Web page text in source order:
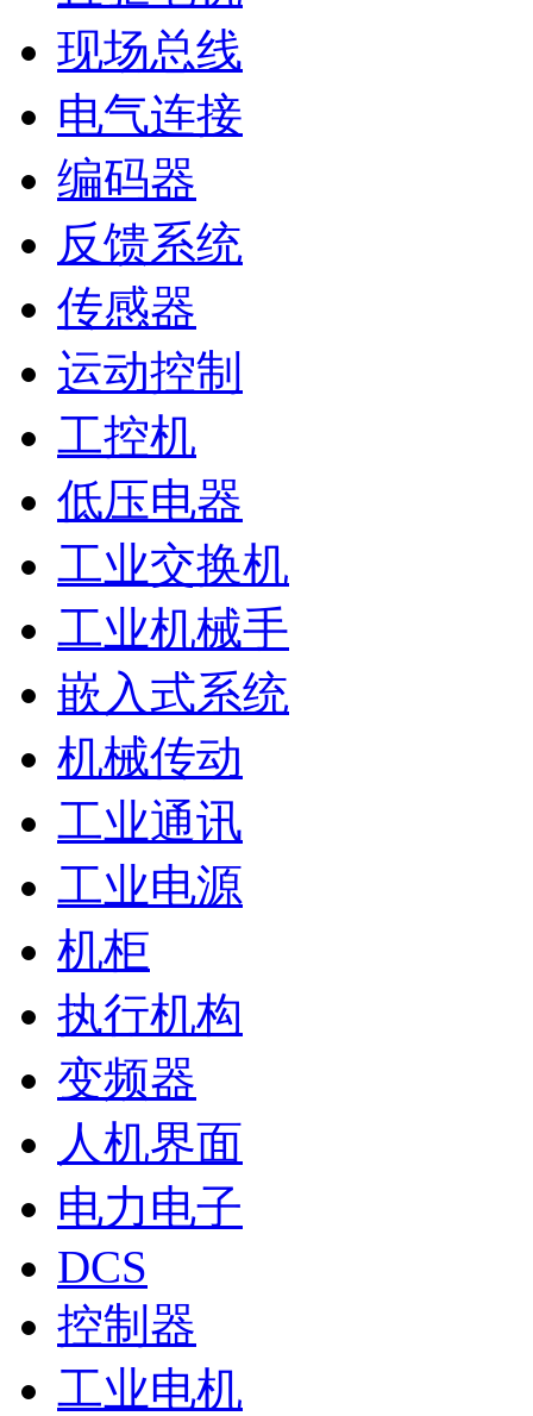
现场总线
电气连接
编码器
反馈系统
传感器
运动控制
工控机
低压电器
工业交换机
工业机械手
嵌入式系统
机械传动
工业通讯
工业电源
机柜
执行机构
变频器
人机界面
电力电子
DCS
控制器
工业电机